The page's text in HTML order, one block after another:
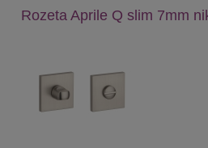
Rozeta Aprile Q slim 7mm